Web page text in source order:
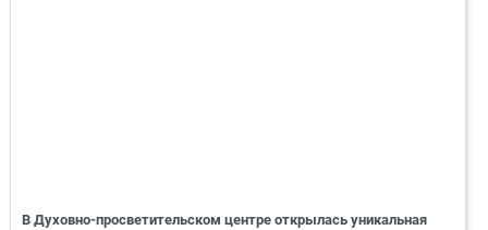
В Духовно-просветительском центре открылась уникальная